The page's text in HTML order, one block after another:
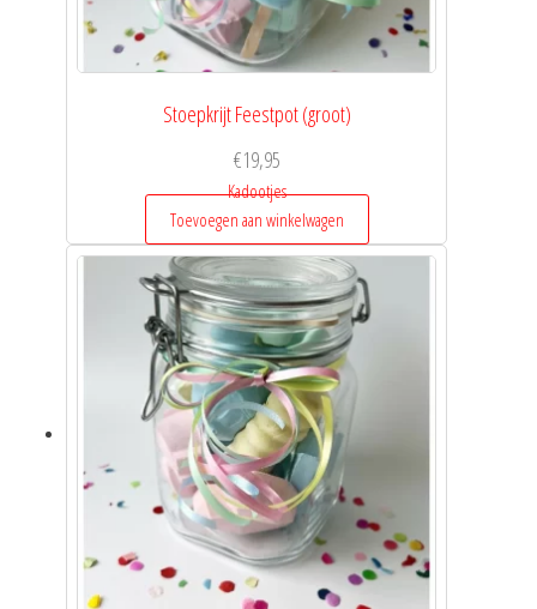
Stoepkrijt Feestpot (groot)
€19,95
Kadootjes
Toevoegen aan winkelwagen